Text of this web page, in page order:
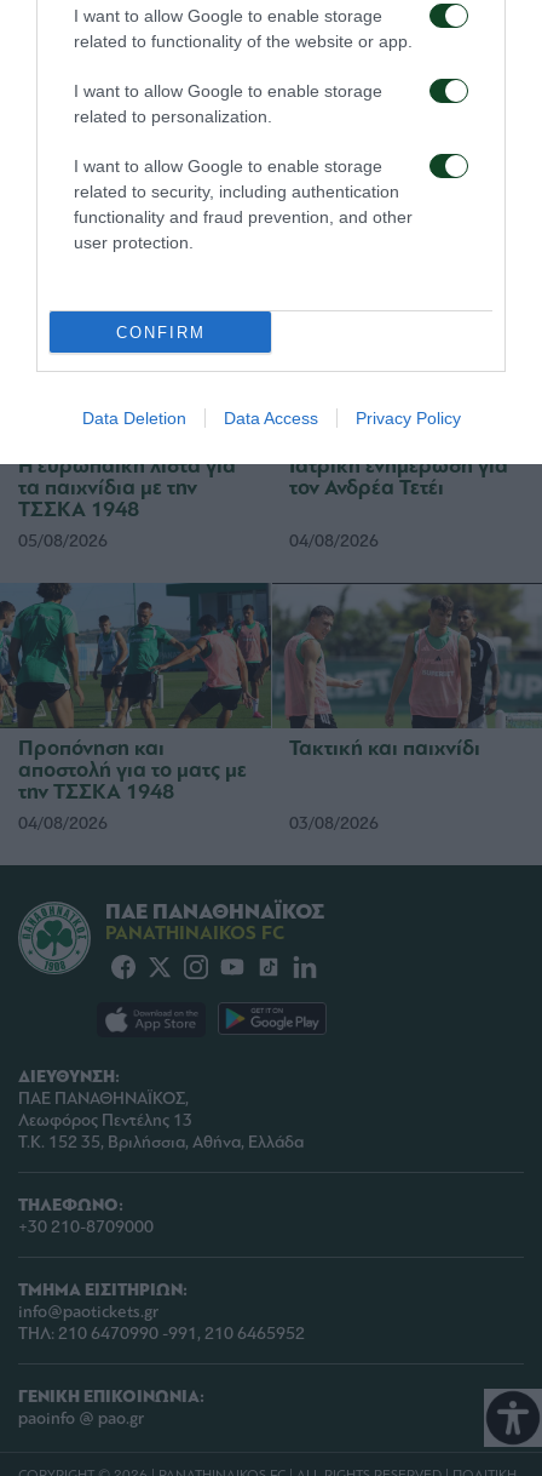
I want to allow Google to enable storage
related to functionality of the website or app.
I want to allow Google to enable storage
related to personalization.
I want to allow Google to enable storage
related to security, including authentication
functionality and fraud prevention, and other
user protection.
CONFIRM
Data Deletion Data Access Privacy Policy
Πρώτη προπόνηση για
τον Γκαρσία
Για την πρόκριση στη
Σόφια
Η ευρωπαϊκή λίστα για
τα παιχνίδια με την
ΤΣΣΚΑ 1948
05/08/2026
Ιατρική ενημέρωση για
τον Ανδρέα Τετέι
04/08/2026
Προπόνηση και
αποστολή για το ματς με
την ΤΣΣΚΑ 1948
04/08/2026
Τακτική και παιχνίδι
03/08/2026
ΔΙΕΥΘΥΝΣΗ:
ΠΑΕ ΠΑΝΑΘΗΝΑΪΚΟΣ,
Λεωφόρος Πεντέλης 13
Τ.Κ. 152 35, Βριλήσσια, Αθήνα, Ελλάδα
ΤΗΛΕΦΩΝΟ:
+30 210-8709000
ΤΜΗΜΑ ΕΙΣΙΤΗΡΙΩΝ:
info@paotickets.gr
ΤΗΛ: 210 6470990 -991, 210 6465952
ΓΕΝΙΚΗ ΕΠΙΚΟΙΝΩΝΙΑ:
paoinfo @ pao.gr
ΠΑΕ ΠΑΝΑΘΗΝΑΪΚΟΣ
PANATHINAIKOS FC